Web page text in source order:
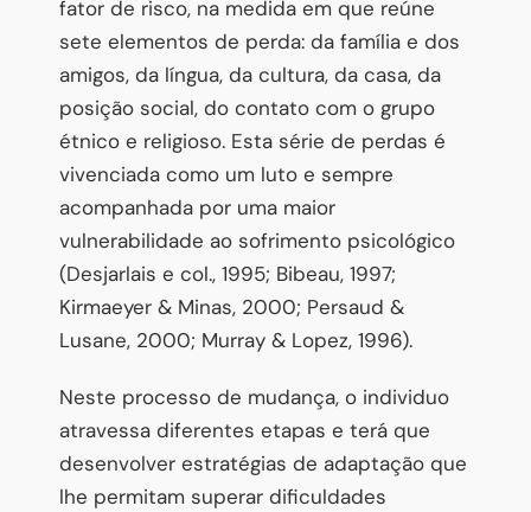
fator de risco, na medida em que reúne
sete elementos de perda: da família e dos
amigos, da língua, da cultura, da casa, da
posição social, do contato com o grupo
étnico e religioso. Esta série de perdas é
vivenciada como um luto e sempre
acompanhada por uma maior
vulnerabilidade ao sofrimento psicológico
(Desjarlais e col., 1995; Bibeau, 1997;
Kirmaeyer & Minas, 2000; Persaud &
Lusane, 2000; Murray & Lopez, 1996).
Neste processo de mudança, o individuo
atravessa diferentes etapas e terá que
desenvolver estratégias de adaptação que
lhe permitam superar dificuldades